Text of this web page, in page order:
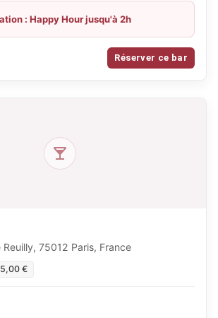
: Happy Hour jusqu'à 2h
Réserver ce bar
75012 Paris, France
€